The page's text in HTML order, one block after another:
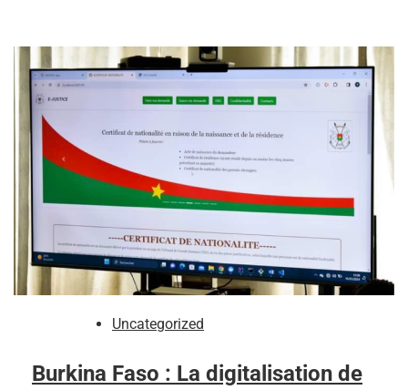
Uncategorized
Burkina Faso : La digitalisation de